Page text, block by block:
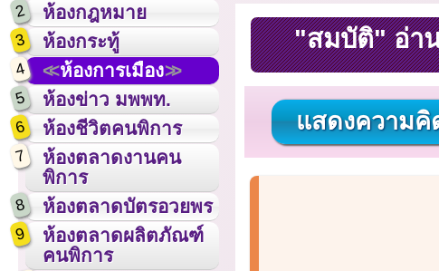
2 ห้องกฎหมาย
3 ห้องกระทู้
4 ห้องการเมือง
5 ห้องข่าว มพพท.
6 ห้องชีวิตคนพิการ
7
ห้องตลาดงานคน
พิการ
8 ห้องตลาดบัตรอวยพร
9
ห้องตลาดผลิตภัณฑ์
คนพิการ
"สมบัติ" อ่า
แสดงความคิ